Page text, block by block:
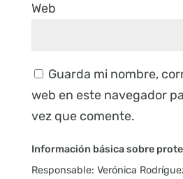
Web
Guarda mi nombre,
web en este navegador
vez que comente.
Información básica sobre
Responsable: Verónica